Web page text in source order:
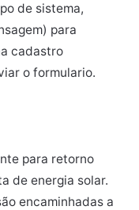
de sistema,
para
cadastro
o formulario.
para retorno
de energia solar.
encaminhadas a